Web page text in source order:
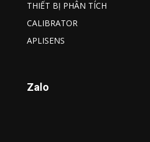
THIẾT BỊ PHÂN TÍCH
CALIBRATOR
APLISENS
Zalo